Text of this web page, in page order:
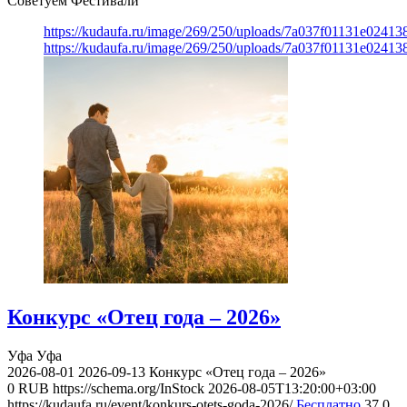
https://kudaufa.ru/image/269/250/uploads/
https://kudaufa.ru/image/269/250/uploads/
Конкурс «Отец года – 2026»
Уфа Уфа
2026-08-01 2026-09-13 Конкурс «Отец года – 2026»
0 RUB https://schema.org/InStock 2026-08-05T13:20:00+03:00